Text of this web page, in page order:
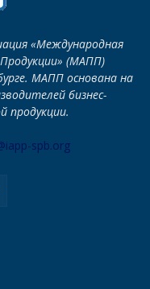
«Международная
(МАПП)
МАПП основана на
бизнес-
продукции.
spb.org